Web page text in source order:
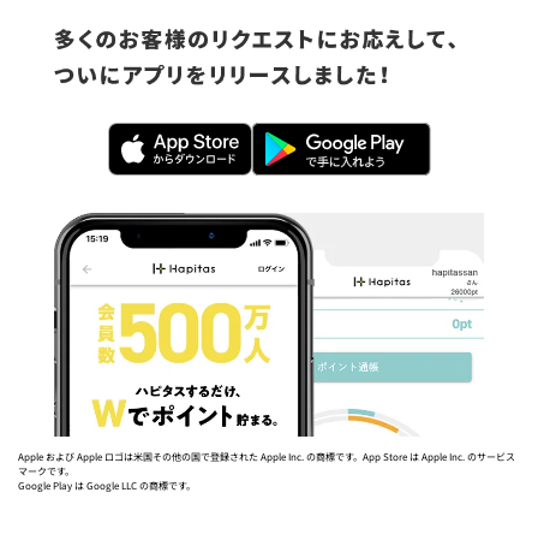
Apple および Apple ロゴは米国その他の国で登録された Apple Inc. の商標です。App Store は Apple Inc. のサービス
マークです。
Google Play は Google LLC の商標です。